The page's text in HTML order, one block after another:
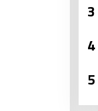
3
4
5